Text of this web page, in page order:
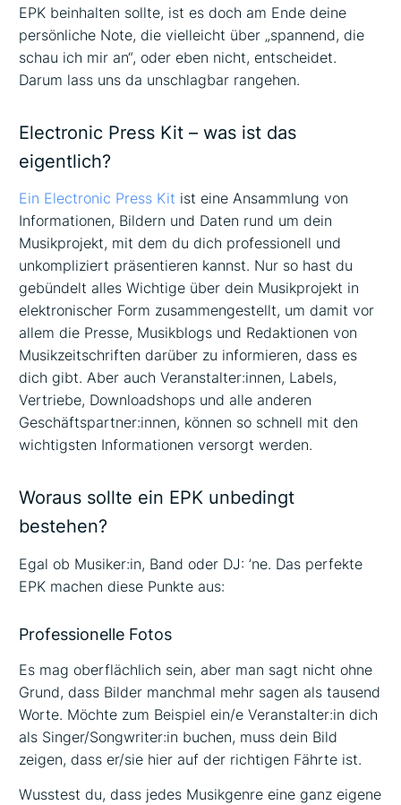
EPK beinhalten sollte, ist es doch am Ende deine
persönliche Note, die vielleicht über „spannend, die
schau ich mir an“, oder eben nicht, entscheidet.
Darum lass uns da unschlagbar rangehen.
Electronic Press Kit – was ist das
eigentlich?
Ein Electronic Press Kit ist eine Ansammlung von
Informationen, Bildern und Daten rund um dein
Musikprojekt, mit dem du dich professionell und
unkompliziert präsentieren kannst. Nur so hast du
gebündelt alles Wichtige über dein Musikprojekt in
elektronischer Form zusammengestellt, um damit vor
allem die Presse, Musikblogs und Redaktionen von
Musikzeitschriften darüber zu informieren, dass es
dich gibt. Aber auch Veranstalter:innen, Labels,
Vertriebe, Downloadshops und alle anderen
Geschäftspartner:innen, können so schnell mit den
wichtigsten Informationen versorgt werden.
Woraus sollte ein EPK unbedingt
bestehen?
Egal ob Musiker:in, Band oder DJ: ’ne. Das perfekte
EPK machen diese Punkte aus:
Professionelle Fotos
Es mag oberflächlich sein, aber man sagt nicht ohne
Grund, dass Bilder manchmal mehr sagen als tausend
Worte. Möchte zum Beispiel ein/e Veranstalter:in dich
als Singer/Songwriter:in buchen, muss dein Bild
zeigen, dass er/sie hier auf der richtigen Fährte ist.
Wusstest du, dass jedes Musikgenre eine ganz eigene